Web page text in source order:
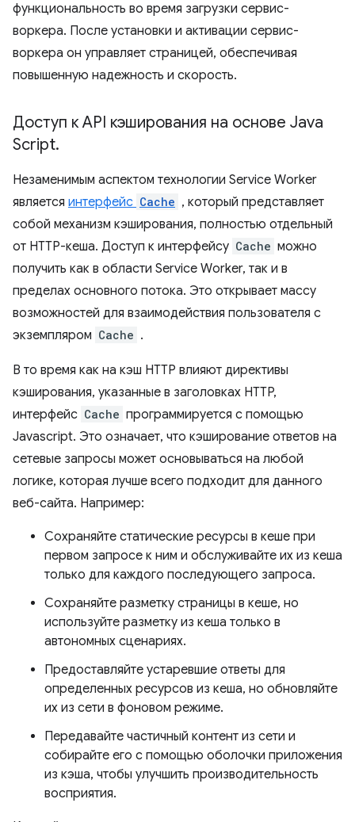
функциональность во время загрузки сервис-
воркера. После установки и активации сервис-
воркера он управляет страницей, обеспечивая
повышенную надежность и скорость.
Доступ к API кэширования на основе Java
Script.
Незаменимым аспектом технологии Service Worker
является интерфейс Cache , который представляет
собой механизм кэширования, полностью отдельный
от HTTP-кеша. Доступ к интерфейсу Cache можно
получить как в области Service Worker, так и в
пределах основного потока. Это открывает массу
возможностей для взаимодействия пользователя с
экземпляром Cache .
В то время как на кэш HTTP влияют директивы
кэширования, указанные в заголовках HTTP,
интерфейс Cache программируется с помощью
Javascript. Это означает, что кэширование ответов на
сетевые запросы может основываться на любой
логике, которая лучше всего подходит для данного
веб-сайта. Например:
Сохраняйте статические ресурсы в кеше при
первом запросе к ним и обслуживайте их из кеша
только для каждого последующего запроса.
Сохраняйте разметку страницы в кеше, но
используйте разметку из кеша только в
автономных сценариях.
Предоставляйте устаревшие ответы для
определенных ресурсов из кеша, но обновляйте
их из сети в фоновом режиме.
Передавайте частичный контент из сети и
собирайте его с помощью оболочки приложения
из кэша, чтобы улучшить производительность
восприятия.